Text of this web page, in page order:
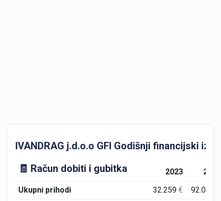
IVANDRAG j.d.o.o GFI Godišnji financijski
🧾 Račun dobiti i gubitka
2023
2024
Ukupni prihodi
32.259€ 92.017